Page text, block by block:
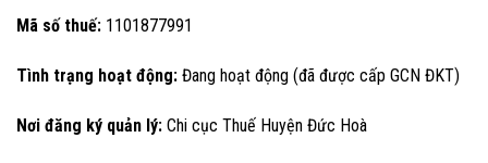
Mã số thuế: 1101877991
Tình trạng hoạt động: Đang hoạt động (đã được cấp GCN ĐKT)
Nơi đăng ký quản lý: Chi cục Thuế Huyện Đức Hoà